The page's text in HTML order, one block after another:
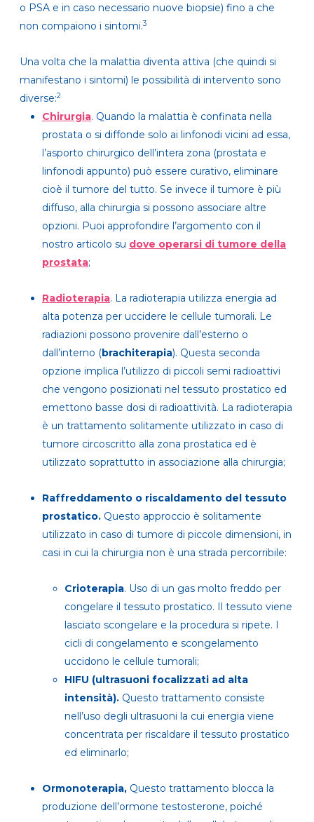
o PSA e in caso necessario nuove biopsie) fino a che
non compaiono i sintomi.3
Una volta che la malattia diventa attiva (che quindi si
manifestano i sintomi) le possibilità di intervento sono
diverse:2
Chirurgia. Quando la malattia è confinata nella
prostata o si diffonde solo ai linfonodi vicini ad essa,
l’asporto chirurgico dell’intera zona (prostata e
linfonodi appunto) può essere curativo, eliminare
cioè il tumore del tutto. Se invece il tumore è più
diffuso, alla chirurgia si possono associare altre
opzioni. Puoi approfondire l’argomento con il
nostro articolo su dove operarsi di tumore della
prostata;
Radioterapia. La radioterapia utilizza energia ad
alta potenza per uccidere le cellule tumorali. Le
radiazioni possono provenire dall’esterno o
dall’interno (brachiterapia). Questa seconda
opzione implica l’utilizzo di piccoli semi radioattivi
che vengono posizionati nel tessuto prostatico ed
emettono basse dosi di radioattività. La radioterapia
è un trattamento solitamente utilizzato in caso di
tumore circoscritto alla zona prostatica ed è
utilizzato soprattutto in associazione alla chirurgia;
Raffreddamento o riscaldamento del tessuto
prostatico. Questo approccio è solitamente
utilizzato in caso di tumore di piccole dimensioni, in
casi in cui la chirurgia non è una strada percorribile:
Crioterapia. Uso di un gas molto freddo per
congelare il tessuto prostatico. Il tessuto viene
lasciato scongelare e la procedura si ripete. I
cicli di congelamento e scongelamento
uccidono le cellule tumorali;
HIFU (ultrasuoni focalizzati ad alta
intensità). Questo trattamento consiste
nell’uso degli ultrasuoni la cui energia viene
concentrata per riscaldare il tessuto prostatico
ed eliminarlo;
Ormonoterapia, Questo trattamento blocca la
produzione dell’ormone testosterone, poiché